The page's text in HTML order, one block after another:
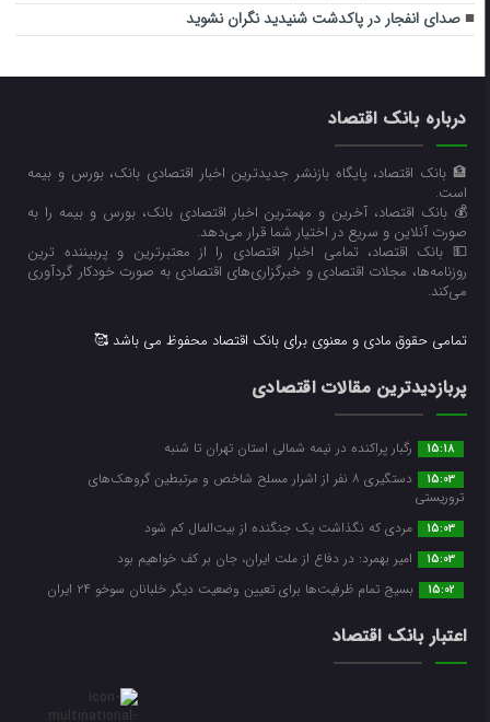
صدای انفجار در پاکدشت شنیدید نگران نشوید
درباره بانک اقتصاد
🏦 بانک اقتصاد، پایگاه بازنشر جدیدترین اخبار اقتصادی بانک، بورس و بیمه
است.
💰 بانک اقتصاد، آخرین و مهمترین اخبار اقتصادی بانک، بورس و بیمه را به
صورت آنلاین و سریع در اختیار شما قرار می‌‌دهد.
💵 بانک اقتصاد، تمامی اخبار اقتصادی را از معتبرترین و پربیننده ترین
روزنامه‌ها، مجلات اقتصادی و خبرگزاری‌های اقتصادی به صورت خودکار گردآوری
می‌کند.
تمامی حقوق مادی و معنوی برای بانک اقتصاد محفوظ می باشد 🥰
پربازدیدترین مقالات اقتصادی
15:18 رگبار پراکنده در نیمه شمالی استان تهران تا شنبه
15:03
دستگیری ۸ نفر از اشرار مسلح شاخص و مرتبطین گروهک‌های
تروریستی
15:03 مردی که نگذاشت یک جنگنده از بیت‌المال کم شود
15:03 امیر بهمرد: در دفاع از ملت ایران، جان بر کف خواهیم بود
15:02 بسیج تمام ظرفیت‌ها برای تعیین وضعیت دیگر خلبانان سوخو ۲۴ ایران
اعتبار بانک اقتصاد